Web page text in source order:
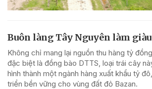
Buôn làng Tây Nguyên làm
Không chỉ mang lại nguồn thu hàng tỷ
đặc biệt là đồng bào DTTS, loại trái cây
hình thành một ngành hàng xuất khẩu tỷ
triển bền vững cho vùng đất đỏ Bazan.